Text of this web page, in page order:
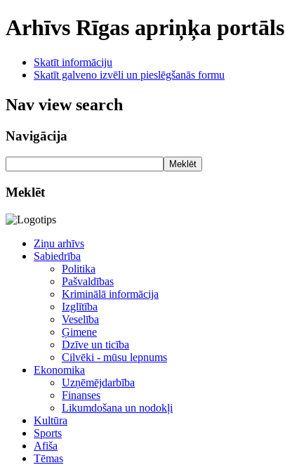
Arhīvs Rīgas apriņķa portāls
Skatīt informāciju
Skatīt galveno izvēli un pieslēgšanās formu
Nav view search
Navigācija
Meklēt
Meklēt
Ziņu arhīvs
Sabiedrība
Politika
Pašvaldības
Kriminālā informācija
Izglītība
Veselība
Ģimene
Dzīve un ticība
Cilvēki - mūsu lepnums
Ekonomika
Uzņēmējdarbība
Finanses
Likumdošana un nodokļi
Kultūra
Sports
Afiša
Tēmas